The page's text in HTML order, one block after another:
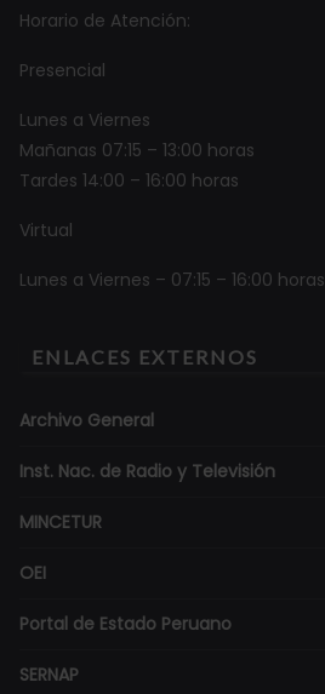
Horario de Atención:
Presencial
Lunes a Viernes
Mañanas 07:15 – 13:00 horas
Tardes 14:00 – 16:00 horas
Virtual
Lunes a Viernes – 07:15 – 16:00 horas
ENLACES EXTERNOS
Archivo General
Inst. Nac. de Radio y Televisión
MINCETUR
OEI
Portal de Estado Peruano
SERNAP